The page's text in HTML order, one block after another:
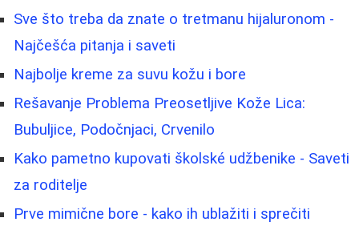
Sve što treba da znate o tretmanu hijaluronom -
Najčešća pitanja i saveti
Najbolje kreme za suvu kožu i bore
Rešavanje Problema Preosetljive Kože Lica:
Bubuljice, Podočnjaci, Crvenilo
Kako pametno kupovati školské udžbenike - Saveti
za roditelje
Prve mimične bore - kako ih ublažiti i sprečiti